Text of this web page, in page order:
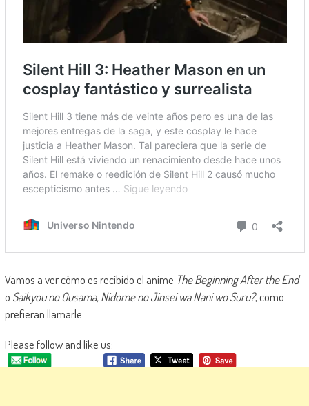
Vamos a ver cómo es recibido el anime The Beginning After the End
o Saikyou no Ousama, Nidome no Jinsei wa Nani wo Suru?, como
prefieran llamarle.
Please follow and like us: